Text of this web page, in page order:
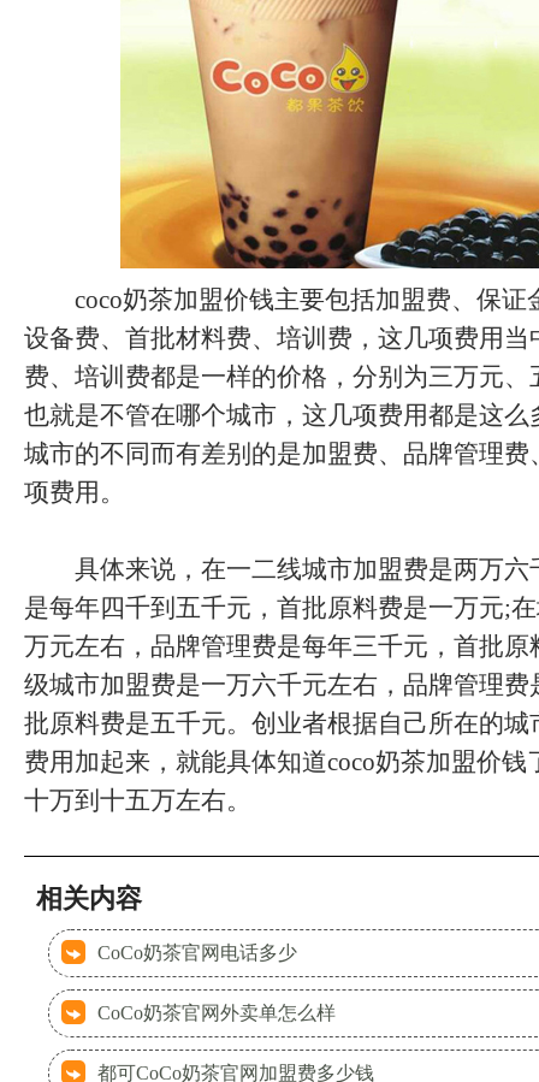
coco奶茶加盟价钱主要包括加盟费、保证
设备费、首批材料费、培训费，这几项费用当
费、培训费都是一样的价格，分别为三万元
也就是不管在哪个城市，这几项费用都是这么
城市的不同而有差别的是加盟费、品牌管理费
项费用。
具体来说，在一二线城市加盟费是两万六
是每年四千到五千元，首批原料费是一万元;
万元左右，品牌管理费是每年三千元，首批
级城市加盟费是一万六千元左右，品牌管理费
批原料费是五千元。创业者根据自己所在的城
费用加起来，就能具体知道coco奶茶加盟价钱
十万到十五万左右。
相关内容
CoCo奶茶官网电话多少
CoCo奶茶官网外卖单怎么样
都可CoCo奶茶官网加盟费多少钱